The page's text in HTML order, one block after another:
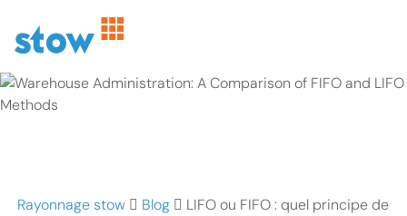
Rayonnage stow Blog
LIFO ou FIFO : quel principe de